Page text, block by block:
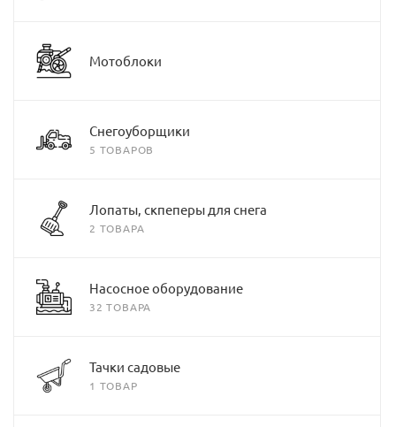
Мотоблоки
Снегоуборщики
5 ТОВАРОВ
Лопаты, скпеперы для снега
2 ТОВАРА
Насосное оборудование
32 ТОВАРА
Тачки садовые
1 ТОВАР